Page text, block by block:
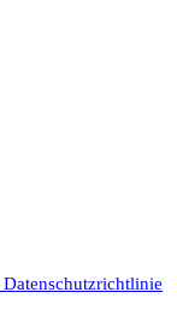
Datenschutzrichtlinie